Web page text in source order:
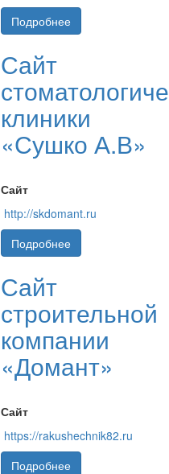
Подробнее
Сайт
клиники
«Сушко А.В»
Сайт
http://skdomant.ru
Подробнее
Сайт
строительной
компании
«Домант»
Сайт
https://rakushechnik82.ru
Подробнее